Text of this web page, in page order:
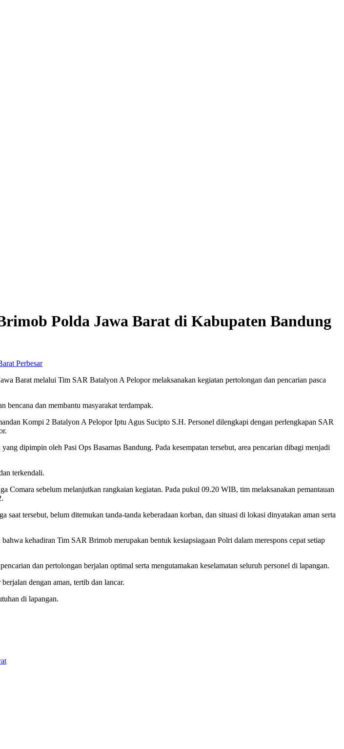
Polda Jawa Barat di Kabupaten Bandung
Perbesar
Barat melalui Tim SAR Batalyon A Pelopor melaksanakan kegiatan pertolongan dan pencarian pasca
bencana dan membantu masyarakat terdampak.
Kompi 2 Batalyon A Pelopor Iptu Agus Sucipto S.H. Personel dilengkapi dengan perlengkapan SAR
dipimpin oleh Pasi Ops Basarnas Bandung. Pada kesempatan tersebut, area pencarian dibagi menjadi
terkendali.
sebelum melanjutkan rangkaian kegiatan. Pada pukul 09.20 WIB, tim melaksanakan pemantauan
tersebut, belum ditemukan tanda-tanda keberadaan korban, dan situasi di lokasi dinyatakan aman serta
kehadiran Tim SAR Brimob merupakan bentuk kesiapsiagaan Polri dalam merespons cepat setiap
dan pertolongan berjalan optimal serta mengutamakan keselamatan seluruh personel di lapangan.
dengan aman, tertib dan lancar.
di lapangan.